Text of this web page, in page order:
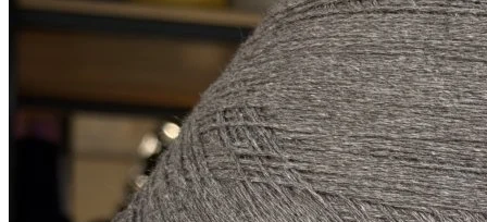
1 900₽
Купить
Filato Italiano